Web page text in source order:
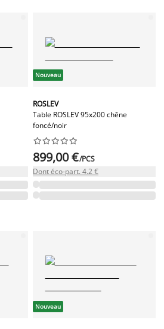
Nouveau
ROSLEV
Table ROSLEV 95x200 chêne
foncé/noir






899,00 €/PCS
Dont éco-part. 4.2 €
Nouveau